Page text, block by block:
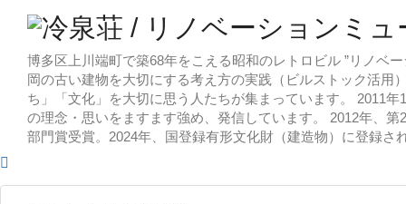
博多区上川端町で築68年をこえる昭和のレトロビル ”リノベ
岡の古い建物を大切にする考え方の実践（ビルストック活用
ち」「文化」を大切に思う人たちが集まっています。 2011
の理念・思いをますます強め、発信しています。 2012年、
部門賞受賞。2024年、国登録有形文化財（建造物）に登録さ